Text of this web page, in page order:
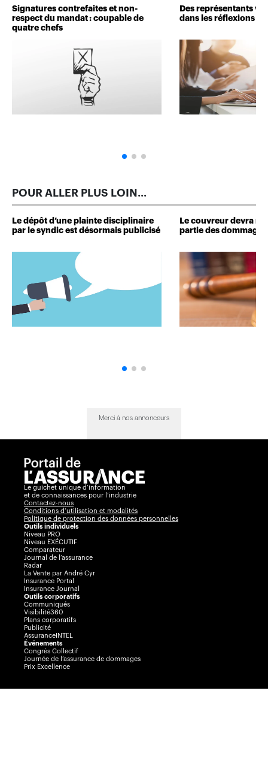
Signatures contrefaites et non-
respect du mandat : coupable de
quatre chefs
Des représentants
dans les réflexions de
POUR ALLER PLUS LOIN...
Le dépôt d’une plainte disciplinaire
par le syndic est désormais publicisé
Le couvreur devra
partie des dommages
Merci à nos annonceurs
Le guichet unique d’information
et de connaissances pour l’industrie
Contactez-nous
Conditions d’utilisation et modalités
Politique de protection des données personnelles
Outils individuels
Niveau PRO
Niveau EXÉCUTIF
Comparateur
Journal de l’assurance
Radar
La Vente par André Cyr
Insurance Portal
Insurance Journal
Outils corporatifs
Communiqués
Visibilité360
Plans corporatifs
Publicité
AssuranceINTEL
Événements
Congrès Collectif
Journée de l’assurance de dommages
Prix Excellence